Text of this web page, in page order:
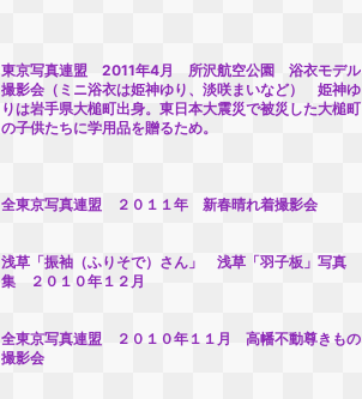
東京写真連盟 2011年4月 所沢航空公園 浴衣モデル
撮影会（ミニ浴衣は姫神ゆり、淡咲まいなど） 姫神ゆ
りは岩手県大槌町出身。東日本大震災で被災した大槌町
の子供たちに学用品を贈るため。
全東京写真連盟 ２０１１年 新春晴れ着撮影会
浅草「振袖（ふりそで）さん」 浅草「羽子板」写真
集 ２０１０年１２月
全東京写真連盟 ２０１０年１１月 高幡不動尊きもの
撮影会